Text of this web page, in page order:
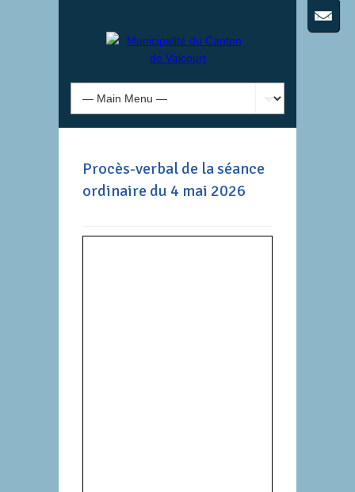
Procès-verbal de la séance
ordinaire du 4 mai 2026